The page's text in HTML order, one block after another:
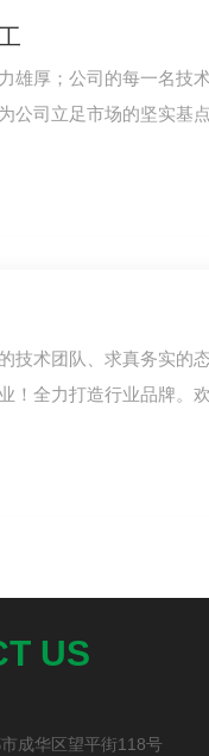
雄厚；公司的每一名技
公司立足市场的坚实基
技术团队、求真务实的
！全力打造行业品牌。
US
成华区望平街118号